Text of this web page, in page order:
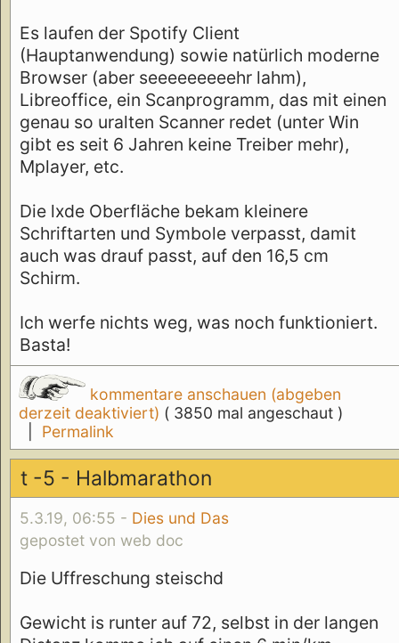
Es laufen der Spotify Client
(Hauptanwendung) sowie natürlich moderne
Browser (aber seeeeeeeeehr lahm),
Libreoffice, ein Scanprogramm, das mit einen
genau so uralten Scanner redet (unter Win
gibt es seit 6 Jahren keine Treiber mehr),
Mplayer, etc.
Die lxde Oberfläche bekam kleinere
Schriftarten und Symbole verpasst, damit
auch was drauf passt, auf den 16,5 cm
Schirm.
Ich werfe nichts weg, was noch funktioniert.
Basta!
kommentare anschauen (abgeben
derzeit deaktiviert) ( 3850 mal angeschaut )
Permalink
t -5 - Halbmarathon
5.3.19, 06:55 - Dies und Das
gepostet von web doc
Die Uffreschung steischd
Gewicht is runter auf 72, selbst in der langen